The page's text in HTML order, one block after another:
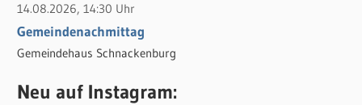
14.08.2026, 14:30 Uhr
Gemeindenachmittag
Gemeindehaus Schnackenburg
Neu auf Instagram: